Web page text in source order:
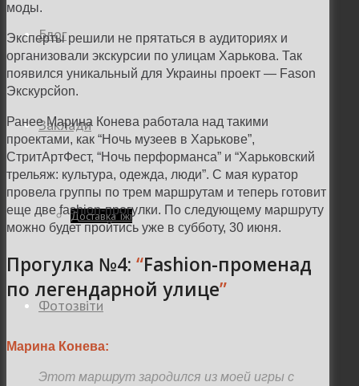
Блог
Заклади
Доставка їжі
Фотозвіти
моды.
Эксперты решили не прятаться в аудиториях и
организовали экскурсии по улицам Харькова. Так
появился уникальный для Украины проект — Fason
Экскурсйоn.
Ранее Марина Конева работала над такими
проектами, как “Ночь музеев в Харькове”,
СтритАртФест, “Ночь перформанса” и “Харьковский
трельяж: культура, одежда, люди”. С мая куратор
провела группы по трем маршрутам и теперь готовит
еще две fashion-прогулки. По следующему маршруту
можно будет пройтись уже в субботу, 30 июня.
Прогулка №4: “Fashion-променад
по легендарной улице”
Марина Конева:
Этот маршрут зародился из моей игры с